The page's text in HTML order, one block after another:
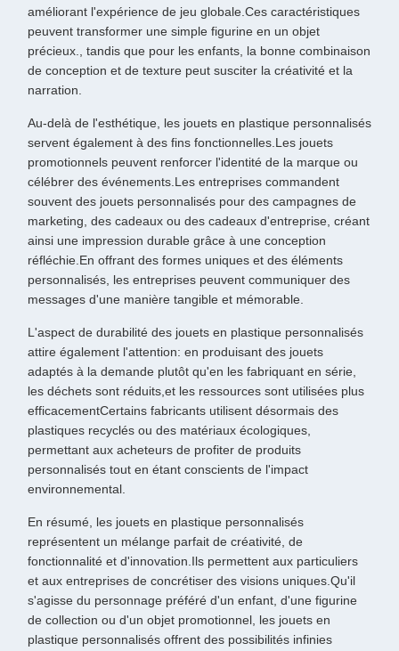
améliorant l'expérience de jeu globale.Ces caractéristiques
peuvent transformer une simple figurine en un objet
précieux., tandis que pour les enfants, la bonne combinaison
de conception et de texture peut susciter la créativité et la
narration.
Au-delà de l'esthétique, les jouets en plastique personnalisés
servent également à des fins fonctionnelles.Les jouets
promotionnels peuvent renforcer l'identité de la marque ou
célébrer des événements.Les entreprises commandent
souvent des jouets personnalisés pour des campagnes de
marketing, des cadeaux ou des cadeaux d'entreprise, créant
ainsi une impression durable grâce à une conception
réfléchie.En offrant des formes uniques et des éléments
personnalisés, les entreprises peuvent communiquer des
messages d'une manière tangible et mémorable.
L'aspect de durabilité des jouets en plastique personnalisés
attire également l'attention: en produisant des jouets
adaptés à la demande plutôt qu'en les fabriquant en série,
les déchets sont réduits,et les ressources sont utilisées plus
efficacementCertains fabricants utilisent désormais des
plastiques recyclés ou des matériaux écologiques,
permettant aux acheteurs de profiter de produits
personnalisés tout en étant conscients de l'impact
environnemental.
En résumé, les jouets en plastique personnalisés
représentent un mélange parfait de créativité, de
fonctionnalité et d'innovation.Ils permettent aux particuliers
et aux entreprises de concrétiser des visions uniques.Qu'il
s'agisse du personnage préféré d'un enfant, d'une figurine
de collection ou d'un objet promotionnel, les jouets en
plastique personnalisés offrent des possibilités infinies